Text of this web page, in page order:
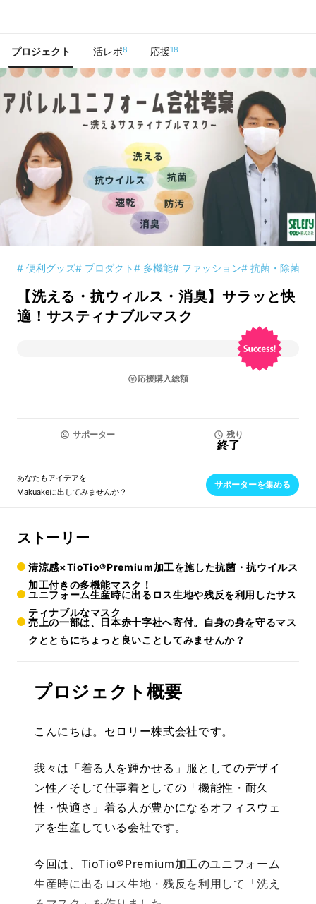
プロジェクト 活レポ8 応援18
# 便利グッズ# プロダクト# 多機能# ファッション# 抗菌・除菌
【洗える・抗ウィルス・消臭】サラッと快
適！サスティナブルマスク
応援購入総額
サポーター 残り
終了
あなたもアイデアを
Makuakeに出してみませんか？
サポーターを集める
ストーリー
清涼感×TioTio®Premium加工を施した抗菌・抗ウイルス
加工付きの多機能マスク！
ユニフォーム生産時に出るロス生地や残反を利用したサス
ティナブルなマスク
売上の一部は、日本赤十字社へ寄付。自身の身を守るマス
クとともにちょっと良いことしてみませんか？
プロジェクト概要
こんにちは。セロリー株式会社です。
我々は「着る人を輝かせる」服としてのデザイ
ン性／そして仕事着としての「機能性・耐久
性・快適さ」着る人が豊かになるオフィスウェ
アを生産している会社です。
今回は、TioTio®Premium加工のユニフォーム
生産時に出るロス生地・残反を利用して「洗え